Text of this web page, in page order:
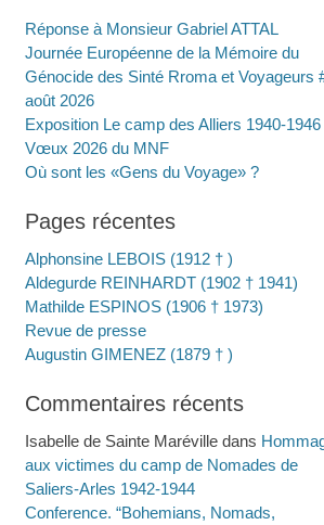
Réponse à Monsieur Gabriel ATTAL
Journée Européenne de la Mémoire du
Génocide des Sinté Rroma et Voyageurs
août 2026
Exposition Le camp des Alliers 1940-1946
Vœux 2026 du MNF
Où sont les «Gens du Voyage» ?
Pages récentes
Alphonsine LEBOIS (1912 † )
Aldegurde REINHARDT (1902 † 1941)
Mathilde ESPINOS (1906 † 1973)
Revue de presse
Augustin GIMENEZ (1879 † )
Commentaires récents
Isabelle de Sainte Maréville dans
aux victimes du camp de Nomades de
Saliers-Arles 1942-1944
Conference. “Bohemians, Nomads,